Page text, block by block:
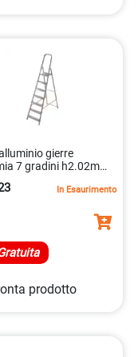
gierre
7 gradini h2.02m
In Esaurimento
prodotto